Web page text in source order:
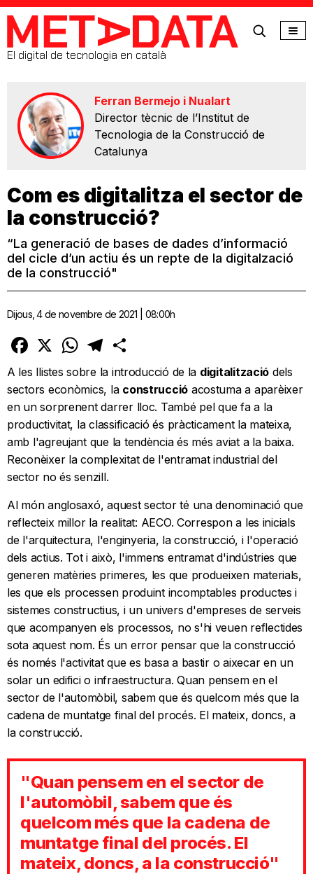
MetaData
El digital de tecnologia en català
Ferran Bermejo i Nualart
Director tècnic de l’Institut de
Tecnologia de la Construcció de
Catalunya
Com es digitalitza el sector de
la construcció?
“La generació de bases de dades d’informació
del cicle d’un actiu és un repte de la digitalzació
de la construcció"
Dijous, 4 de novembre de 2021 | 08:00h
Facebook
X WhatsAppTelegram
A les llistes sobre la introducció de la digitalització dels
sectors econòmics, la construcció acostuma a aparèixer
en un sorprenent darrer lloc. També pel que fa a la
productivitat, la classificació és pràcticament la mateixa,
amb l'agreujant que la tendència és més aviat a la baixa.
Reconèixer la complexitat de l'entramat industrial del
sector no és senzill.
Al món anglosaxó, aquest sector té una denominació que
reflecteix millor la realitat: AECO. Correspon a les inicials
de l'arquitectura, l'enginyeria, la construcció, i l'operació
dels actius. Tot i això, l'immens entramat d'indústries que
generen matèries primeres, les que produeixen materials,
les que els processen produint incomptables productes i
sistemes constructius, i un univers d'empreses de serveis
que acompanyen els processos, no s'hi veuen reflectides
sota aquest nom. És un error pensar que la construcció
és només l'activitat que es basa a bastir o aixecar en un
solar un edifici o infraestructura. Quan pensem en el
sector de l'automòbil, sabem que és quelcom més que la
cadena de muntatge final del procés. El mateix, doncs, a
la construcció.
"Quan pensem en el sector de
l'automòbil, sabem que és
quelcom més que la cadena de
muntatge final del procés. El
mateix, doncs, a la construcció"